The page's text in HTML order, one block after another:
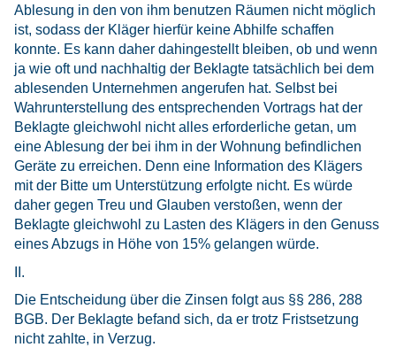
Ablesung in den von ihm benutzen Räumen nicht möglich
ist, sodass der Kläger hierfür keine Abhilfe schaffen
konnte. Es kann daher dahingestellt bleiben, ob und wenn
ja wie oft und nachhaltig der Beklagte tatsächlich bei dem
ablesenden Unternehmen angerufen hat. Selbst bei
Wahrunterstellung des entsprechenden Vortrags hat der
Beklagte gleichwohl nicht alles erforderliche getan, um
eine Ablesung der bei ihm in der Wohnung befindlichen
Geräte zu erreichen. Denn eine Information des Klägers
mit der Bitte um Unterstützung erfolgte nicht. Es würde
daher gegen Treu und Glauben verstoßen, wenn der
Beklagte gleichwohl zu Lasten des Klägers in den Genuss
eines Abzugs in Höhe von 15% gelangen würde.
II.
Die Entscheidung über die Zinsen folgt aus §§ 286, 288
BGB. Der Beklagte befand sich, da er trotz Fristsetzung
nicht zahlte, in Verzug.